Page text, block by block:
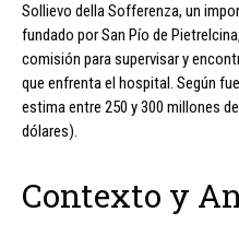
Sollievo della Sofferenza, un
fundado por San Pío de
comisión para supervisar y
que enfrenta el hospital. Según
estima entre 250 y 300 millones
dólares).
Contexto y